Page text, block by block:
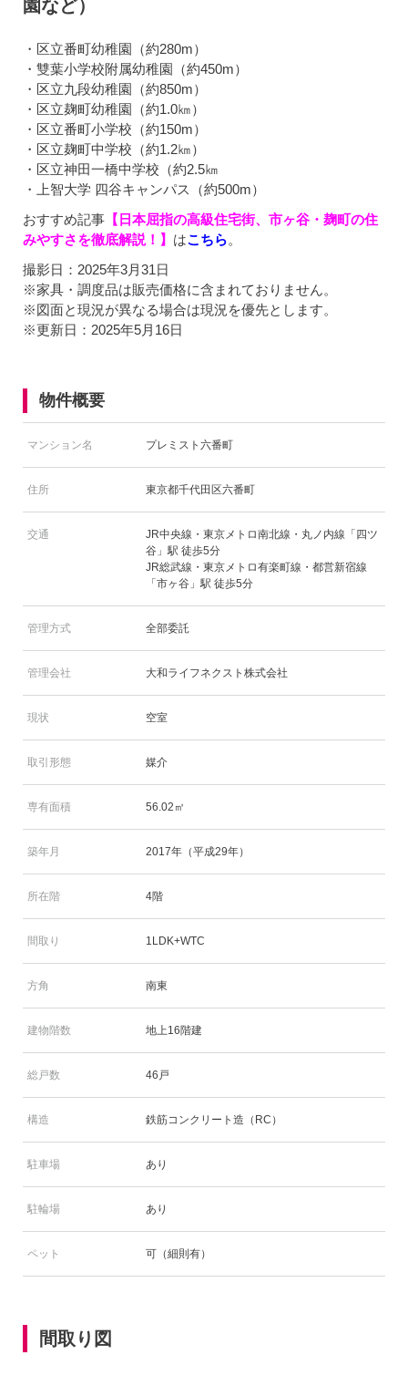
園など）
・区立番町幼稚園（約280m）
・雙葉小学校附属幼稚園（約450m）
・区立九段幼稚園（約850m）
・区立麹町幼稚園（約1.0㎞）
・区立番町小学校（約150m）
・区立麹町中学校（約1.2㎞）
・区立神田一橋中学校（約2.5㎞
・上智大学 四谷キャンパス（約500m）
おすすめ記事 【日本屈指の高級住宅街、市ヶ谷・麹町の住
みやすさを徹底解説！】 はこちら。
撮影日：2025年3月31日
※家具・調度品は販売価格に含まれておりません。
※図面と現況が異なる場合は現況を優先とします。
※更新日：2025年5月16日
物件概要
マンション名 プレミスト六番町
住所 東京都千代田区六番町
交通
JR中央線・東京メトロ南北線・丸ノ内線「四ツ
谷」駅 徒歩5分
JR総武線・東京メトロ有楽町線・都営新宿線
「市ヶ谷」駅 徒歩5分
管理方式 全部委託
管理会社 大和ライフネクスト株式会社
現状 空室
取引形態 媒介
専有面積 56.02㎡
築年月 2017年（平成29年）
所在階 4階
間取り 1LDK+WTC
方角 南東
建物階数 地上16階建
総戸数 46戸
構造 鉄筋コンクリート造（RC）
駐車場 あり
駐輪場 あり
ペット 可（細則有）
間取り図